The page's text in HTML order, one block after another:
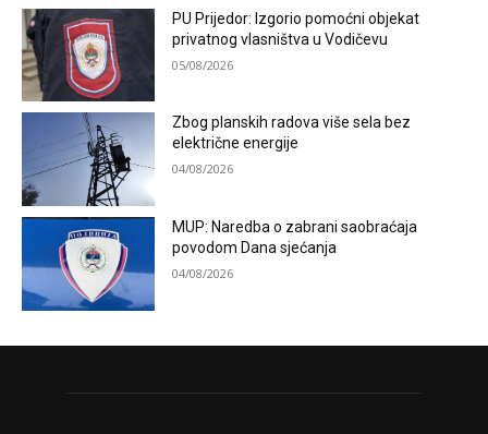
PU Prijedor: Izgorio pomoćni objekat
privatnog vlasništva u Vodičevu
05/08/2026
Zbog planskih radova više sela bez
električne energije
04/08/2026
MUP: Naredba o zabrani saobraćaja
povodom Dana sjećanja
04/08/2026